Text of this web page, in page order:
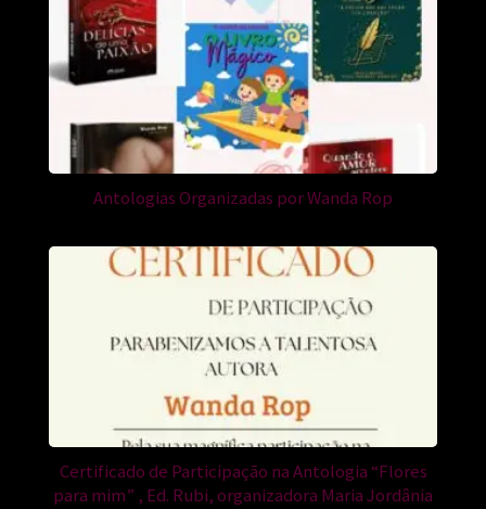
Antologias Organizadas por Wanda Rop
Certificado de Participação na Antologia “Flores
para mim” , Ed. Rubi, organizadora Maria Jordânia